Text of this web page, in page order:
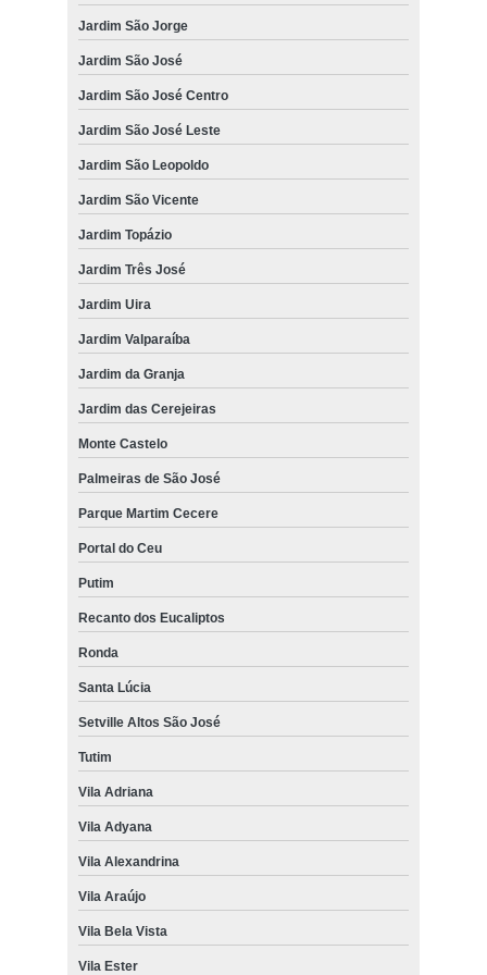
onde fazer exame de eletrocardiograma para cachorros e gatos
América
exame de eletrocardiograma para cachorros e gatos Boa Vista
exame de eletrocardiograma em cachorro Rua José Ferreira Vinhas
exame de eletrocardiograma canino clínica Jardim São Leopoldo
Jardim São Jorge
Jardim São José
Jardim São José Centro
Jardim São José Leste
Jardim São Leopoldo
Jardim São Vicente
Jardim Topázio
Jardim Três José
Jardim Uira
Jardim Valparaíba
Jardim da Granja
Jardim das Cerejeiras
Monte Castelo
Palmeiras de São José
Parque Martim Cecere
Portal do Ceu
Putim
Recanto dos Eucaliptos
Ronda
Santa Lúcia
Setville Altos São José
Tutim
Vila Adriana
Vila Adyana
Vila Alexandrina
Vila Araújo
Vila Bela Vista
Vila Ester